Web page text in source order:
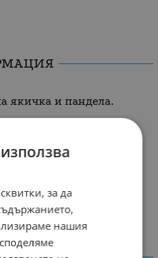
якичка и пандела.
подплата: 25 %
за да
нашия